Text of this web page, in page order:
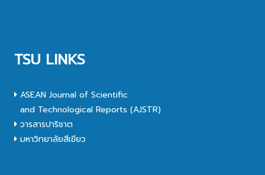
TSU LINKS
ASEAN Journal of Scientific
and Technological Reports (AJSTR)
วารสารปาริชาต
มหาวิทยาลัยสีเขียว